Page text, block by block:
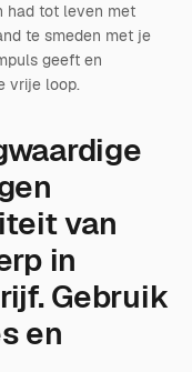
had tot leven met
te smeden met je
geeft en
vrije loop.
van
in
Gebruik
en